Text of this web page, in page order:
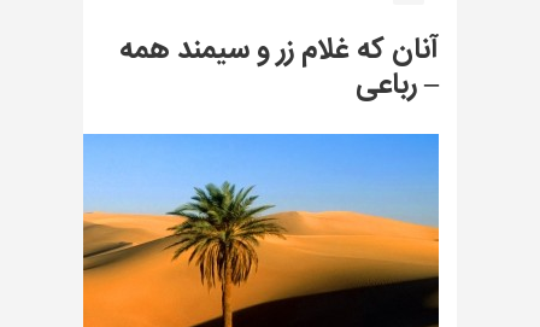
آنان که غلام زر و سیمند همه
– رباعی